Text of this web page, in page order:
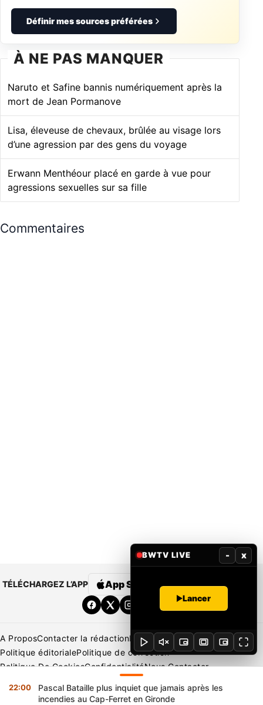
Définir mes sources préférées
À NE PAS MANQUER
Naruto et Safine bannis numériquement après la
mort de Jean Pormanove
Lisa, éleveuse de chevaux, brûlée au visage lors
d’une agression par des gens du voyage
Erwann Menthéour placé en garde à vue pour
agressions sexuelles sur sa fille
Commentaires
TÉLÉCHARGEZ L’APP App Store Google Play
A ProposContacter la rédactionRédaction Mentions légales
Politique éditorialePolitique de correction
Politique De CookiesConfidentialitéNous Contacter
Copyright © 2026 BENIN WEB TV | Tous Droits Réservés
22:00
Pascal Bataille plus inquiet que jamais après les
incendies au Cap-Ferret en Gironde
BWTV LIVE - x
Lancer